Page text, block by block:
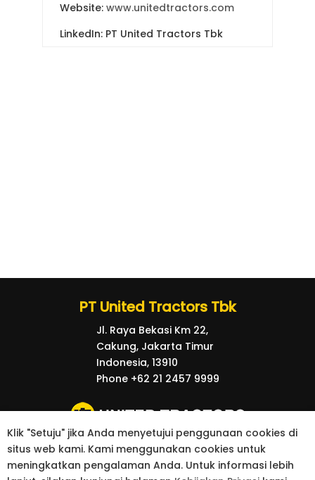
Website: www.unitedtractors.com
LinkedIn: PT United Tractors Tbk
Klik "Setuju" jika Anda menyetujui penggunaan cookies di
situs web kami. Kami menggunakan cookies untuk
meningkatkan pengalaman Anda. Untuk informasi lebih
PT United Tractors Tbk
Jl. Raya Bekasi Km 22,
Cakung, Jakarta Timur
Indonesia, 13910
Phone +62 21 2457 9999
© 2026 United Tractors all right reserved.
kebijakan Privasi Kontak